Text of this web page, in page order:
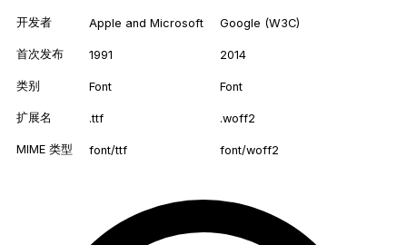
开发者 Apple and Microsoft Google (W3C)
首次发布 1991 2014
类别 Font Font
扩展名 .ttf .woff2
MIME 类型 font/ttf font/woff2